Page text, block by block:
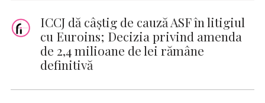
ICCJ dă câștig de cauză ASF în litigiul
cu Euroins; Decizia privind amenda
de 2,4 milioane de lei rămâne
definitivă